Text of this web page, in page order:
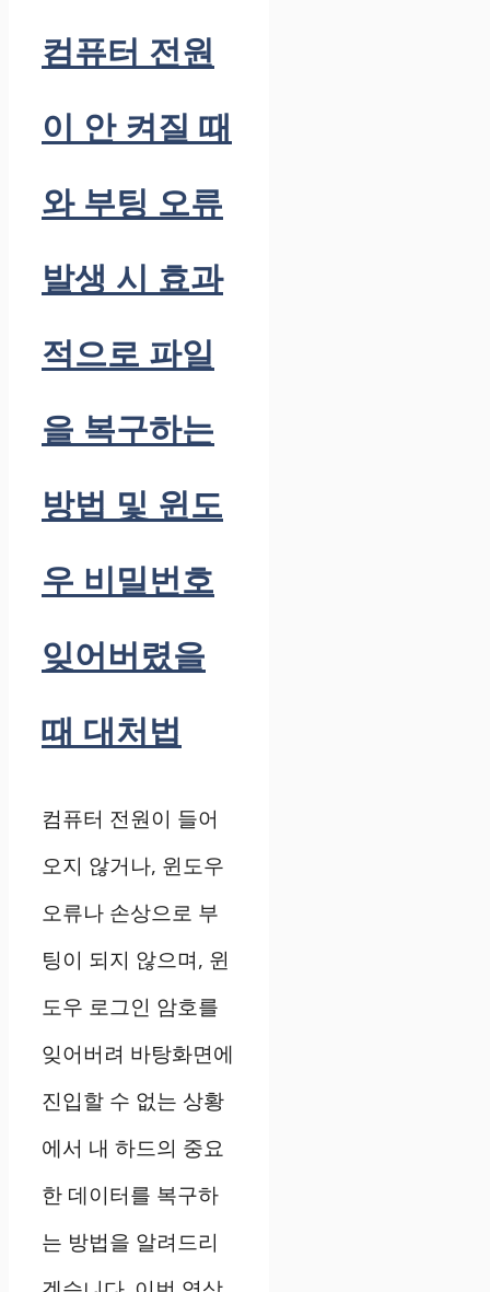
컴퓨터 전원
이 안 켜질 때
와 부팅 오류
발생 시 효과
적으로 파일
을 복구하는
방법 및 윈도
우 비밀번호
잊어버렸을
때 대처법
컴퓨터 전원이 들어
오지 않거나, 윈도우
오류나 손상으로 부
팅이 되지 않으며, 윈
도우 로그인 암호를
잊어버려 바탕화면에
진입할 수 없는 상황
에서 내 하드의 중요
한 데이터를 복구하
는 방법을 알려드리